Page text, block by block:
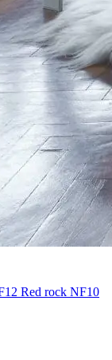
Red rock NF10